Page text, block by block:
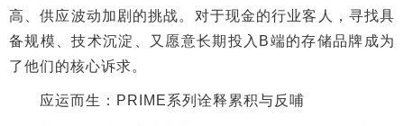
高、供应波动加剧的挑战。对于现金的行业客人，寻找具
备规模、技术沉淀、又愿意长期投入B端的存储品牌成为
了他们的核心诉求。
应运而生：PRIME系列诠释累积与反哺